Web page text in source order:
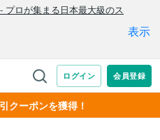
クーポンを獲得！